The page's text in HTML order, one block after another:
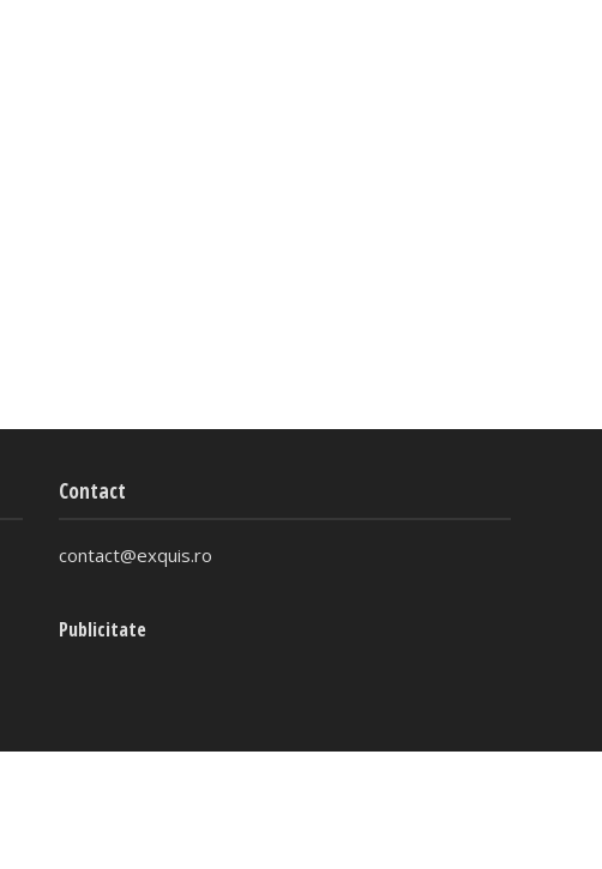
Contact
contact@exquis.ro
Publicitate